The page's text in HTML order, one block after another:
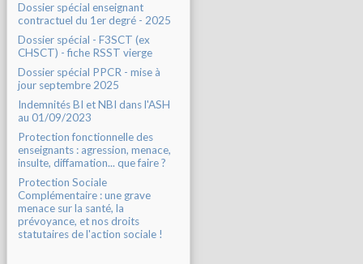
Dossier spécial enseignant
contractuel du 1er degré - 2025
Dossier spécial - F3SCT (ex
CHSCT) - fiche RSST vierge
Dossier spécial PPCR - mise à
jour septembre 2025
Indemnités BI et NBI dans l'ASH
au 01/09/2023
Protection fonctionnelle des
enseignants : agression, menace,
insulte, diffamation... que faire ?
Protection Sociale
Complémentaire : une grave
menace sur la santé, la
prévoyance, et nos droits
statutaires de l'action sociale !